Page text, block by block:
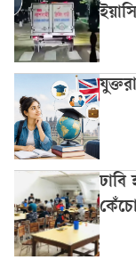
ঢাবি